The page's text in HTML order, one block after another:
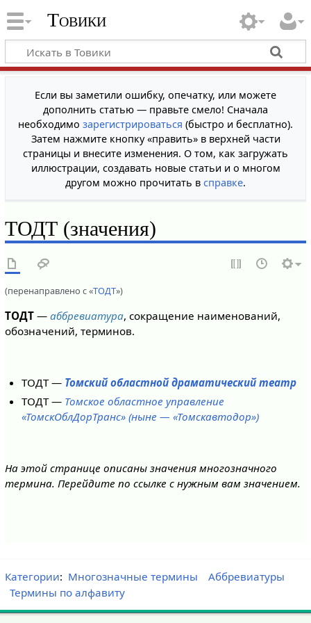
Товики
Если вы заметили ошибку, опечатку, или можете
дополнить статью — правьте смело! Сначала
необходимо зарегистрироваться (быстро и бесплатно).
Затем нажмите кнопку «править» в верхней части
страницы и внесите изменения. О том, как загружать
иллюстрации, создавать новые статьи и о многом
другом можно прочитать в справке.
ТОДТ (значения)
(перенаправлено с «ТОДТ»)
ТОДТ— аббревиатура, сокращение наименований,
обозначений, терминов.
ТОДТ — Томский областной драматический театр
ТОДТ — Томское областное управление
«ТомскОблДорТранс» (ныне — «Томскавтодор»)
На этой странице описаны значения многозначного
термина. Перейдите по ссылке с нужным вам значением.
Категории: Многозначные термины
Аббревиатуры
Термины по алфавиту